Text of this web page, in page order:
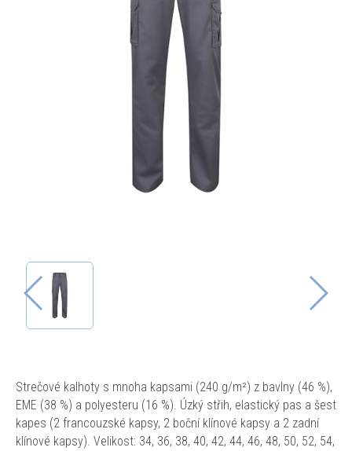
Strečové kalhoty s mnoha kapsami (240 g/m²) z bavlny (46 %),
EME (38 %) a polyesteru (16 %). Úzký střih, elastický pas a šest
kapes (2 francouzské kapsy, 2 boční klínové kapsy a 2 zadní
klínové kapsy). Velikost: 34, 36, 38, 40, 42, 44, 46, 48, 50, 52, 54,